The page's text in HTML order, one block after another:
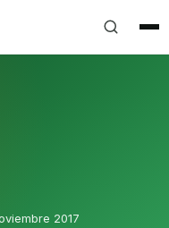
Municipal del
2017